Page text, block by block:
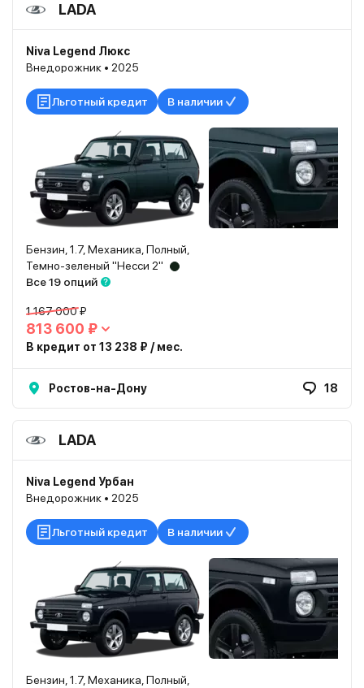
LADA
Niva Legend Люкс
Внедорожник • 2025
Льготный кредит В наличии
Бензин, 1.7, Механика, Полный,
Темно-зеленый "Несси 2"
Все 19 опций
1 167 000 ₽
813 600 ₽
В кредит от 13 238 ₽ / мес.
Ростов-на-Дону 18
LADA
Niva Legend Урбан
Внедорожник • 2025
Льготный кредит В наличии
Бензин, 1.7, Механика, Полный,